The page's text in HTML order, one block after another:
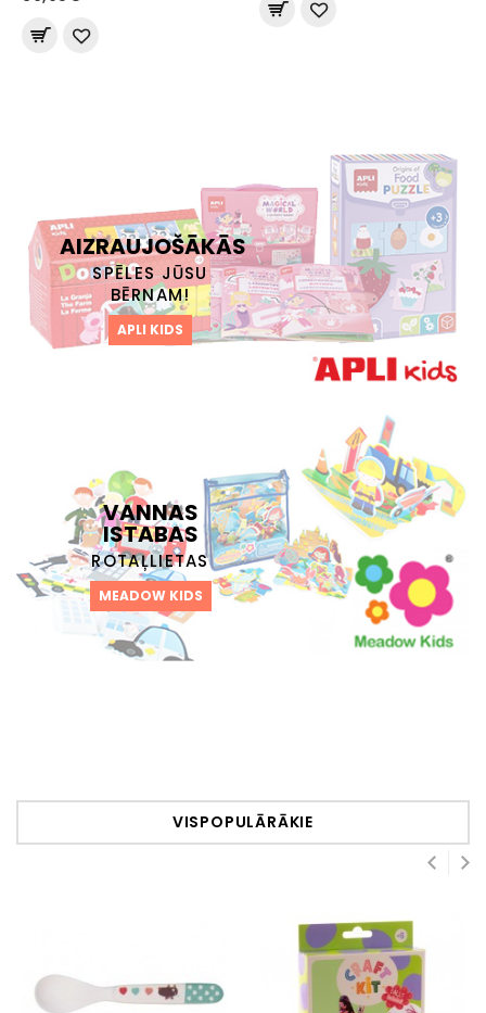
AIZRAUJOŠĀKĀS
SPĒLES JŪSU
BĒRNAM!
APLI KIDS
VANNAS
ISTABAS
ROTAĻLIETAS
MEADOW KIDS
VISPOPULĀRĀKIE